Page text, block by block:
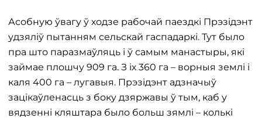
Асобную ўвагу ў ходзе рабочай паездкі Прэзідэнт
удзяліў пытанням сельскай гаспадаркі. Тут было
пра што паразмаўляць і ў самым манастыры, які
займае плошчу 909 га. З іх 360 га – ворныя землі і
каля 400 га – лугавыя. Прэзідэнт адзначыў
зацікаўленасць з боку дзяржавы ў тым, каб у
вядзенні кляштара было больш зямлі – колькі